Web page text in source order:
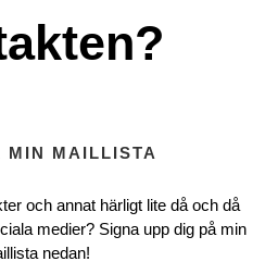
MIN MAILLISTA
och annat härligt lite då och då
medier? Signa upp dig på min
nedan!